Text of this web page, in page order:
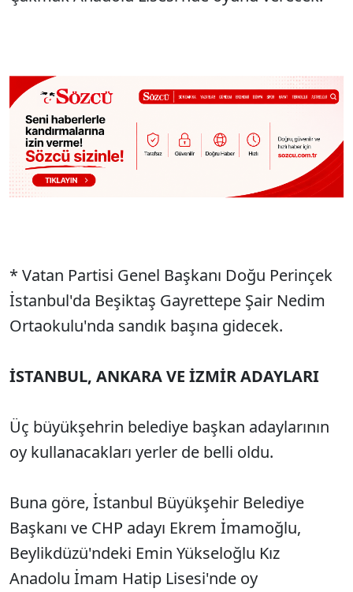
* Vatan Partisi Genel Başkanı Doğu Perinçek
İstanbul'da Beşiktaş Gayrettepe Şair Nedim
Ortaokulu'nda sandık başına gidecek.
İSTANBUL, ANKARA VE İZMİR ADAYLARI
Üç büyükşehrin belediye başkan adaylarının
oy kullanacakları yerler de belli oldu.
Buna göre, İstanbul Büyükşehir Belediye
Başkanı ve CHP adayı Ekrem İmamoğlu,
Beylikdüzü'ndeki Emin Yükseloğlu Kız
Anadolu İmam Hatip Lisesi'nde oy